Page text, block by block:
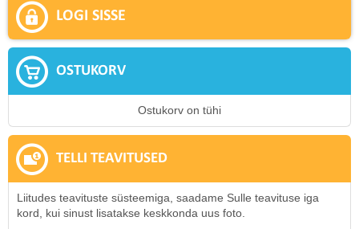
LOGI SISSE
OSTUKORV
Ostukorv on tühi
TELLI TEAVITUSED
Liitudes teavituste süsteemiga, saadame Sulle teavituse iga
kord, kui sinust lisatakse keskkonda uus foto.